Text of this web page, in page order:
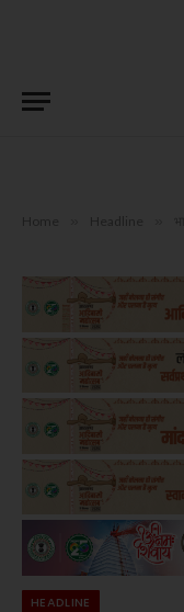
Home Headline
HEADLINE